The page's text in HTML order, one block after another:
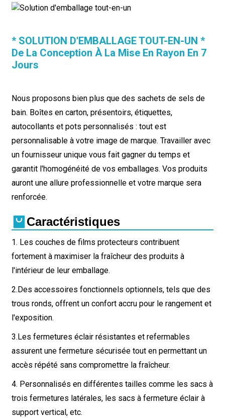
* SOLUTION D'EMBALLAGE TOUT-EN-UN *
De La Conception À La Mise En Rayon En 7
Jours
Nous proposons bien plus que des sachets de sels de
bain. Boîtes en carton, présentoirs, étiquettes,
autocollants et pots personnalisés : tout est
personnalisable à votre image de marque. Travailler avec
un fournisseur unique vous fait gagner du temps et
garantit l'homogénéité de vos emballages. Vos produits
auront une allure professionnelle et votre marque sera
renforcée.
Caractéristiques
1. Les couches de films protecteurs contribuent
fortement à maximiser la fraîcheur des produits à
l'intérieur de leur emballage.
2.Des accessoires fonctionnels optionnels, tels que des
trous ronds, offrent un confort accru pour le rangement et
l'exposition.
3.Les fermetures éclair résistantes et refermables
assurent une fermeture sécurisée tout en permettant un
accès répété sans compromettre la fraîcheur.
4. Personnalisés en différentes tailles comme les sacs à
trois fermetures latérales, les sacs à fermeture éclair à
support vertical, etc.